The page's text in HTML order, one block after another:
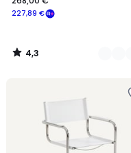
227,89 €
4,3
/